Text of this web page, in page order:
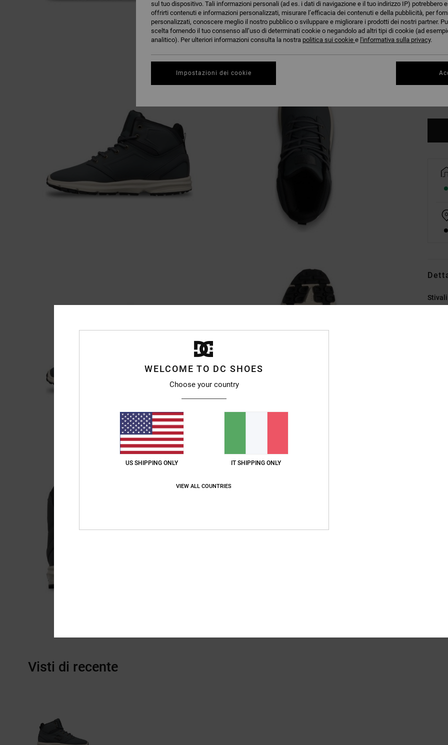
38
46
Visti di recente
WELCOME TO DC SHOES
Choose your country
US SHIPPING ONLY IT SHIPPING ONLY
VIEW ALL COUNTRIES
sul tuo dispositivo. Tali informazioni personali (ad es. i dati di navigazione e il tuo indirizzo IP) potrebbero
offrirti contenuti e informazioni personalizzati, misurare l’efficacia dei contenuti e della pubblicità, per
personalizzati, conoscere meglio il nostro pubblico o sviluppare e migliorare i prodotti dei nostri partner.
scelta fornendo il tuo consenso all’uso di determinati cookie o negandolo ad altri tipi di cookie (ad
analitico). Per ulteriori informazioni consulta la nostra politica sui cookie e l'informativa sulla privacy.
Impostazioni dei cookie